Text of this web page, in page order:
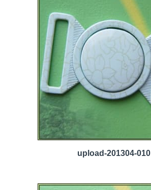
upload-201304-010